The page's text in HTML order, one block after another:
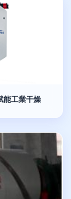
能工業干燥